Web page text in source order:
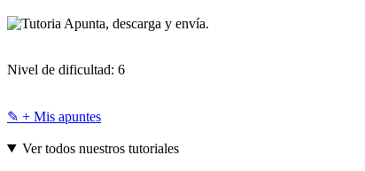
Apunta, descarga y envía.
Nivel de dificultad: 6
✎ + Mis apuntes
Ver todos nuestros tutoriales